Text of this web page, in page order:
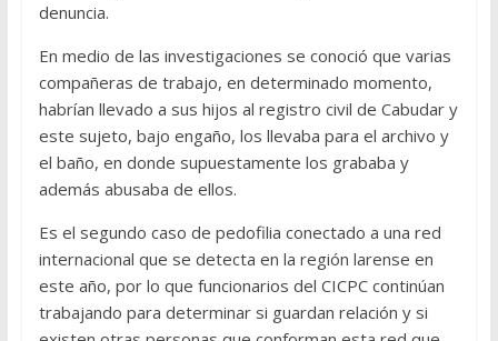
denuncia.
En medio de las investigaciones se conoció que varias
compañeras de trabajo, en determinado momento,
habrían llevado a sus hijos al registro civil de Cabudar y
este sujeto, bajo engaño, los llevaba para el archivo y
el baño, en donde supuestamente los grababa y
además abusaba de ellos.
Es el segundo caso de pedofilia conectado a una red
internacional que se detecta en la región larense en
este año, por lo que funcionarios del CICPC continúan
trabajando para determinar si guardan relación y si